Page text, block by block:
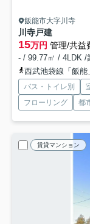
飯能市大字川寺
川寺戸建
15万円 管理/共益
- / 99.77㎡ / 4LDK /
西武池袋線「飯
バス・トイレ別
フローリング
都
賃貸マンション